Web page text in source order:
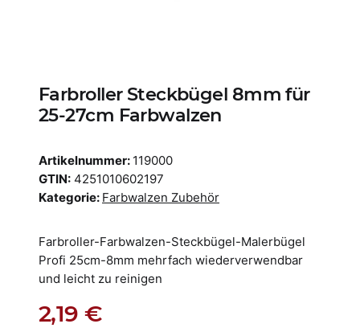
Farbroller Steckbügel 8mm für
25-27cm Farbwalzen
Artikelnummer: 119000
GTIN: 4251010602197
Kategorie: Farbwalzen Zubehör
Farbroller-Farbwalzen-Steckbügel-Malerbügel
Profi 25cm-8mm mehrfach wiederverwendbar
und leicht zu reinigen
2,19 €